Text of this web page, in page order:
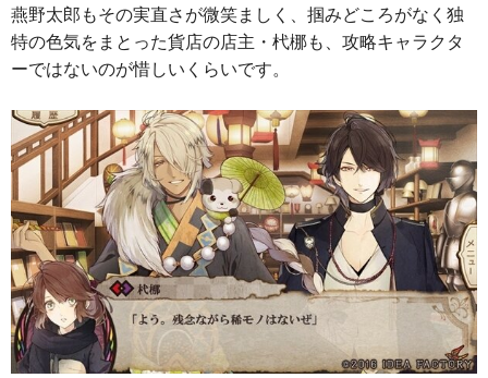
燕野太郎もその実直さが微笑ましく、掴みどころがなく独
特の色気をまとった貨店の店主・杙梛も、攻略キャラクタ
ーではないのが惜しいくらいです。